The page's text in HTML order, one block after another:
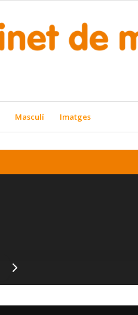
Masculí Imatges